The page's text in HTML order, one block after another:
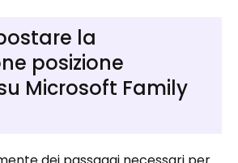
la
posizione
Microsoft Family